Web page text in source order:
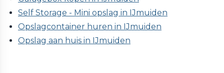
Self Storage - Mini opslag in IJmuiden
Opslagcontainer huren in IJmuiden
Opslag aan huis in IJmuiden